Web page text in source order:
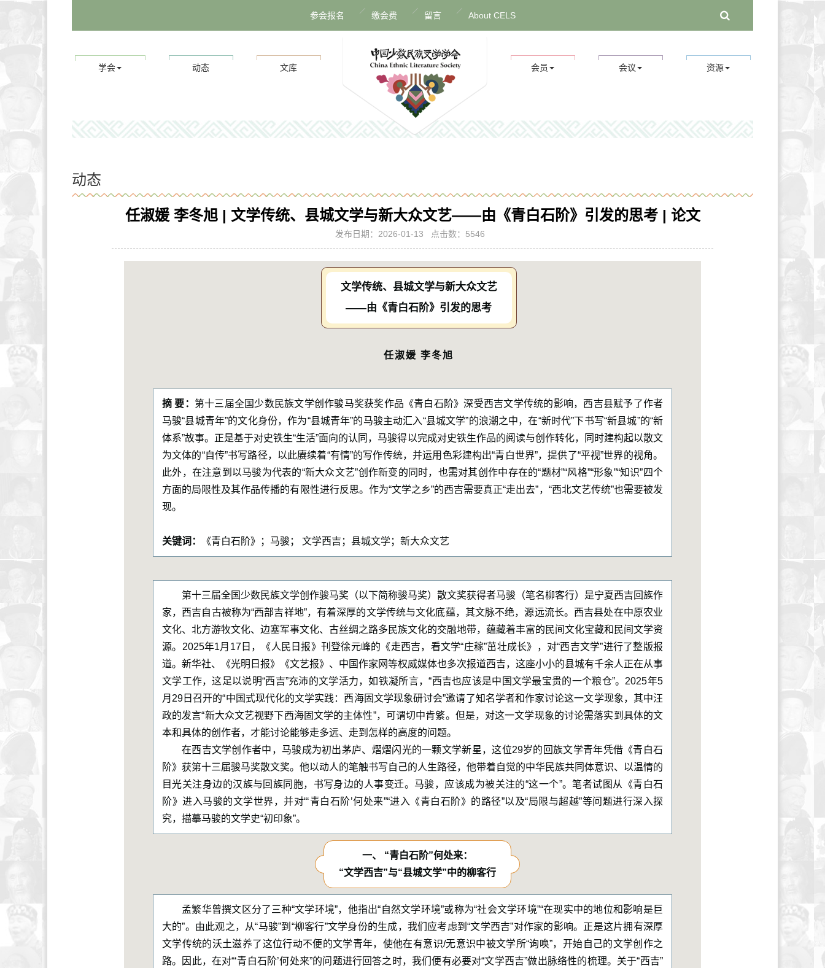
参会报名 缴会费 留言 About CELS
学会 动态 文库 会员 会议 资源
动态
任淑媛 李冬旭 | 文学传统、县城文学与新大众文艺——由《青白石阶》引发的思考 | 论文
发布日期：2026-01-13 点击数：5546
文学传统、县城文学与新大众文艺
——由《青白石阶》引发的思考
任淑媛 李冬旭
摘 要： 第十三届全国少数民族文学创作骏马奖获奖作品《青白石阶》深受西吉文学传统的影响，西吉县赋予了作者
马骏“县城青年”的文化身份，作为“县城青年”的马骏主动汇入“县城文学”的浪潮之中，在“新时代”下书写“新县城”的“新
体系”故事。正是基于对史铁生“生活”面向的认同，马骏得以完成对史铁生作品的阅读与创作转化，同时建构起以散文
为文体的“自传”书写路径，以此赓续着“有情”的写作传统，并运用色彩建构出“青白世界”，提供了“平视”世界的视角。
此外，在注意到以马骏为代表的“新大众文艺”创作新变的同时，也需对其创作中存在的“题材”“风格”“形象”“知识”四个
方面的局限性及其作品传播的有限性进行反思。作为“文学之乡”的西吉需要真正“走出去”，“西北文艺传统”也需要被发
现。
关键词： 《青白石阶》；马骏； 文学西吉；县城文学；新大众文艺
第十三届全国少数民族文学创作骏马奖（以下简称骏马奖）散文奖获得者马骏（笔名柳客行）是宁夏西吉回族作
家，西吉自古被称为“西部吉祥地”，有着深厚的文学传统与文化底蕴，其文脉不绝，源远流长。西吉县处在中原农业
文化、北方游牧文化、边塞军事文化、古丝绸之路多民族文化的交融地带，蕴藏着丰富的民间文化宝藏和民间文学资
源。2025年1月17日，《人民日报》刊登徐元峰的《走西吉，看文学“庄稼”茁壮成长》，对“西吉文学”进行了整版报
道。新华社、《光明日报》《文艺报》、中国作家网等权威媒体也多次报道西吉，这座小小的县城有千余人正在从事
文学工作，这足以说明“西吉”充沛的文学活力，如铁凝所言，“西吉也应该是中国文学最宝贵的一个粮仓”。2025年5
月29日召开的“中国式现代化的文学实践：西海固文学现象研讨会”邀请了知名学者和作家讨论这一文学现象，其中汪
政的发言“新大众文艺视野下西海固文学的主体性”，可谓切中肯綮。但是，对这一文学现象的讨论需落实到具体的文
本和具体的创作者，才能讨论能够走多远、走到怎样的高度的问题。
在西吉文学创作者中，马骏成为初出茅庐、熠熠闪光的一颗文学新星，这位29岁的回族文学青年凭借《青白石
阶》获第十三届骏马奖散文奖。他以动人的笔触书写自己的人生路径，他带着自觉的中华民族共同体意识、以温情的
目光关注身边的汉族与回族同胞，书写身边的人事变迁。马骏，应该成为被关注的“这一个”。笔者试图从《青白石
阶》进入马骏的文学世界，并对“‘青白石阶’何处来”“进入《青白石阶》的路径”以及“局限与超越”等问题进行深入探
究，描摹马骏的文学史“初印象”。
一、 “青白石阶”何处来：
“文学西吉”与“县城文学”中的柳客行
孟繁华曾撰文区分了三种“文学环境”，他指出“自然文学环境”或称为“社会文学环境”“在现实中的地位和影响是巨
大的”。由此观之，从“马骏”到“柳客行”文学身份的生成，我们应考虑到“文学西吉”对作家的影响。正是这片拥有深厚
文学传统的沃土滋养了这位行动不便的文学青年，使他在有意识/无意识中被文学所“询唤”，开始自己的文学创作之
路。因此，在对“‘青白石阶’何处来”的问题进行回答之时，我们便有必要对“文学西吉”做出脉络性的梳理。关于“西吉”